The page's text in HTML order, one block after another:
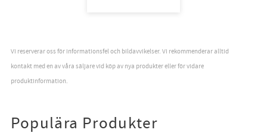
Vi reserverar oss för informationsfel och bildavvikelser. Vi rekommenderar alltid
kontakt med en av våra säljare vid köp av nya produkter eller för vidare
produktinformation.
Populära Produkter